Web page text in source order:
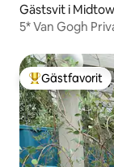
Gästsvit i
5* Van Gogh
Populär
Gästfavorit